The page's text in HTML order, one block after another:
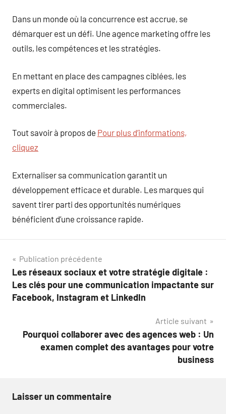
Dans un monde où la concurrence est accrue, se
démarquer est un défi. Une agence marketing offre les
outils, les compétences et les stratégies.
En mettant en place des campagnes ciblées, les
experts en digital optimisent les performances
commerciales.
Tout savoir à propos de Pour plus d’informations,
cliquez
Externaliser sa communication garantit un
développement efficace et durable. Les marques qui
savent tirer parti des opportunités numériques
bénéficient d’une croissance rapide.
Navigation
de
l’article
Publication précédente
Les réseaux sociaux et votre stratégie digitale :
Les clés pour une communication impactante sur
Facebook, Instagram et LinkedIn
Article suivant
Pourquoi collaborer avec des agences web : Un
examen complet des avantages pour votre
business
Laisser un commentaire